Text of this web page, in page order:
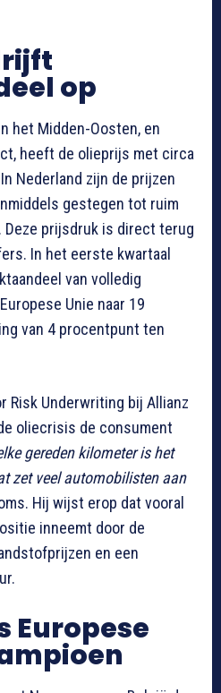
op
het Midden-Oosten, en
heeft de olieprijs met circa
Nederland zijn de prijzen
gestegen tot ruim
Deze prijsdruk is direct terug
In het eerste kwartaal
van volledig
Unie naar 19
van 4 procentpunt ten
Risk Underwriting bij Allianz
oliecrisis de consument
gereden kilometer is het
zet veel automobilisten aan
Hij wijst erop dat vooral
inneemt door de
en een
Europese